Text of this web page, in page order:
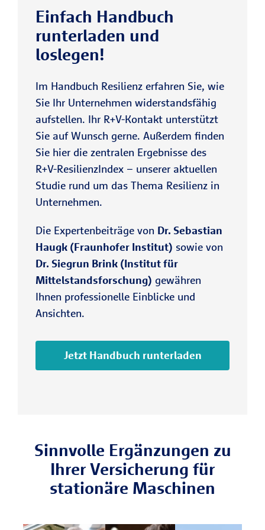
Einfach Handbuch
runterladen und
loslegen!
Im Handbuch Resilienz erfahren Sie, wie
Sie Ihr Unternehmen widerstandsfähig
aufstellen. Ihr R+V-Kontakt unterstützt
Sie auf Wunsch gerne. Außerdem finden
Sie hier die zentralen Ergebnisse des
R+V-ResilienzIndex – unserer aktuellen
Studie rund um das Thema Resilienz in
Unternehmen.
Die Expertenbeiträge von Dr. Sebastian
Haugk (Fraunhofer Institut) sowie von
Dr. Siegrun Brink (Institut für
Mittelstandsforschung) gewähren
Ihnen professionelle Einblicke und
Ansichten.
Jetzt Handbuch runterladen
Sinnvolle Ergänzungen zu
Ihrer Versicherung für
stationäre Maschinen